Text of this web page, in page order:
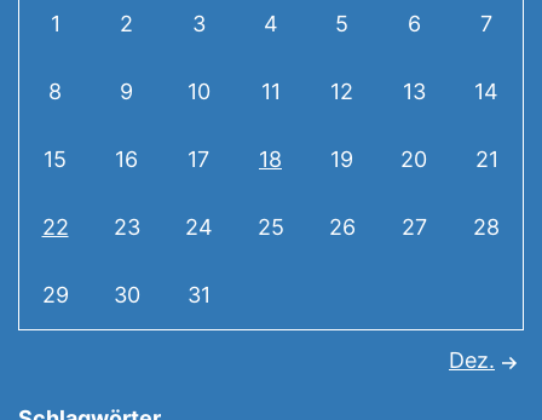
1 2 3 4 5 6 7
8 9 10 11 12 13 14
15 16 17 18 19 20 21
22 23 24 25 26 27 28
29 30 31
Dez.